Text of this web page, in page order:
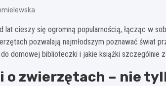
cieszy się ogromną popularnością, łącząc w
pozwalają najmłodszym poznawać świat
domowej biblioteczki i jakie książki szczególnie
o zwierzętach – nie